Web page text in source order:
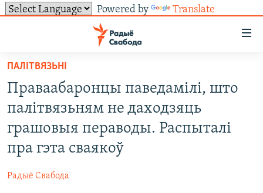
Powered by Translate
ўнівэрсальнага
доступу
Перайсьці
да
галоўнага
зьместу
Перайсьці
да
галоўнай
УСЕ НАВІНЫ
ТОЛЬКІ НА СВАБОДЗЕ
САЧЫЦЕ ЗА АБНАЎЛЕНЬНЯМІ
ПАЛІТВЯЗЬНІ
Праваабаронцы паведамілі, што
палітвязьням не даходзяць
грашовыя пераводы. Распыталі
пра гэта сваякоў
Радыё Свабода